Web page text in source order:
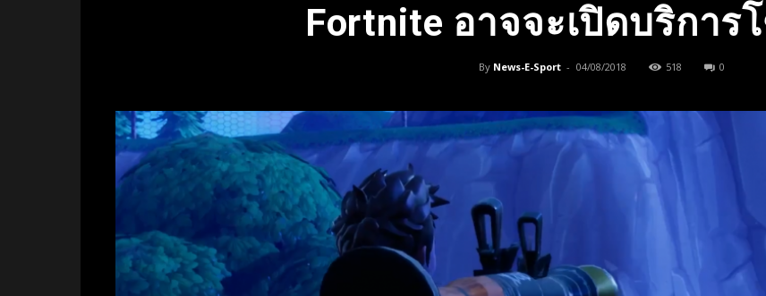
Fortnite อาจจะเปิดบริการ
By News-E-Sport - 04/08/2018 518 0